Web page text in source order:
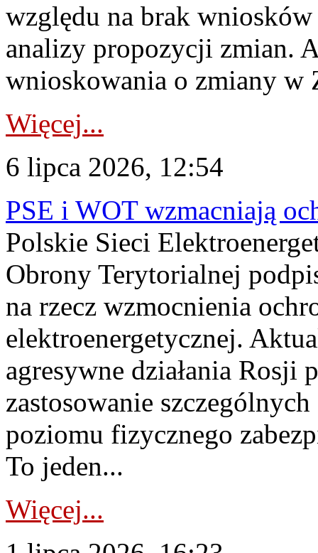
względu na brak
analizy propozycji zmian.
wnioskowania o zmiany w
Więcej...
6 lipca 2026, 12:54
PSE i WOT wzmacniają
Polskie Sieci
Obrony Terytorialnej
na rzecz wzmocnienia
elektroenergetycznej.
agresywne działania Rosji
zastosowanie
poziomu fizycznego
To jeden...
Więcej...